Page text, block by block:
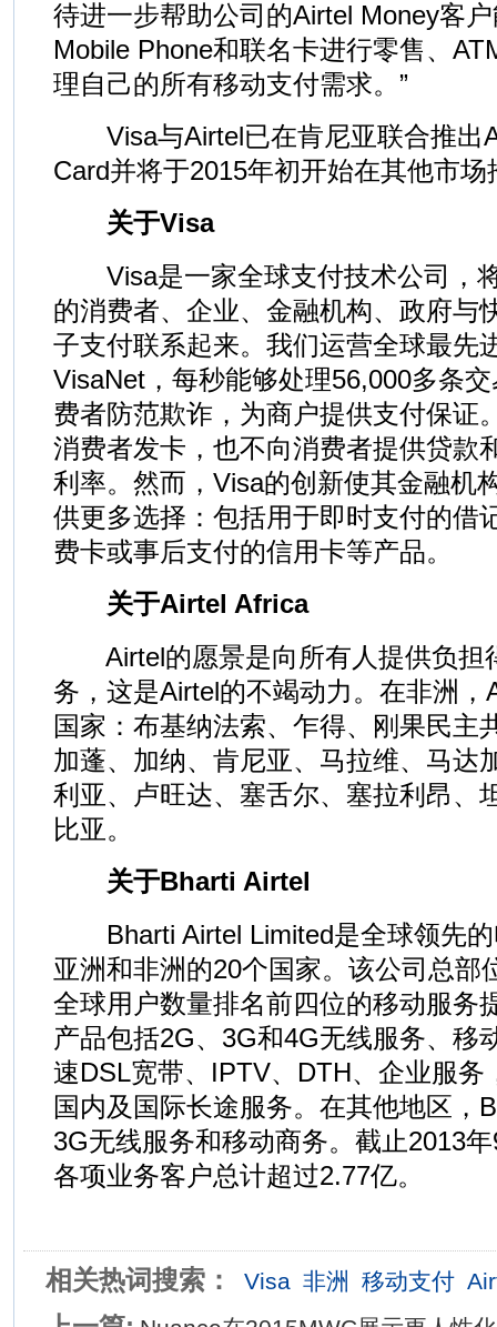
待进一步帮助公司的Airtel Money客
Mobile Phone和联名卡进行零售、
理自己的所有移动支付需求。”
Visa与Airtel已在肯尼亚联合推出
Card并将于2015年初开始在其他市场
关于Visa
Visa是一家全球支付技术公司，
的消费者、企业、金融机构、政府与
子支付联系起来。我们运营全球最
VisaNet，每秒能够处理56,000多条
费者防范欺诈，为商户提供支付保证
消费者发卡，也不向消费者提供贷款
利率。然而，Visa的创新使其金融机
供更多选择：包括用于即时支付的借
费卡或事后支付的信用卡等产品。
关于Airtel Africa
Airtel的愿景是向所有人提供负担
务，这是Airtel的不竭动力。在非洲，
国家：布基纳法索、乍得、刚果民主
加蓬、加纳、肯尼亚、马拉维、马达
利亚、卢旺达、塞舌尔、塞拉利昂、
比亚。
关于Bharti Airtel
Bharti Airtel Limited是全球领先的
亚洲和非洲的20个国家。该公司总部
全球用户数量排名前四位的移动服务
产品包括2G、3G和4G无线服务、移
速DSL宽带、IPTV、DTH、企业服务
国内及国际长途服务。在其他地区，
3G无线服务和移动商务。截止2013
各项业务客户总计超过2.77亿。
相关热词搜索： Visa 非洲 移动支付